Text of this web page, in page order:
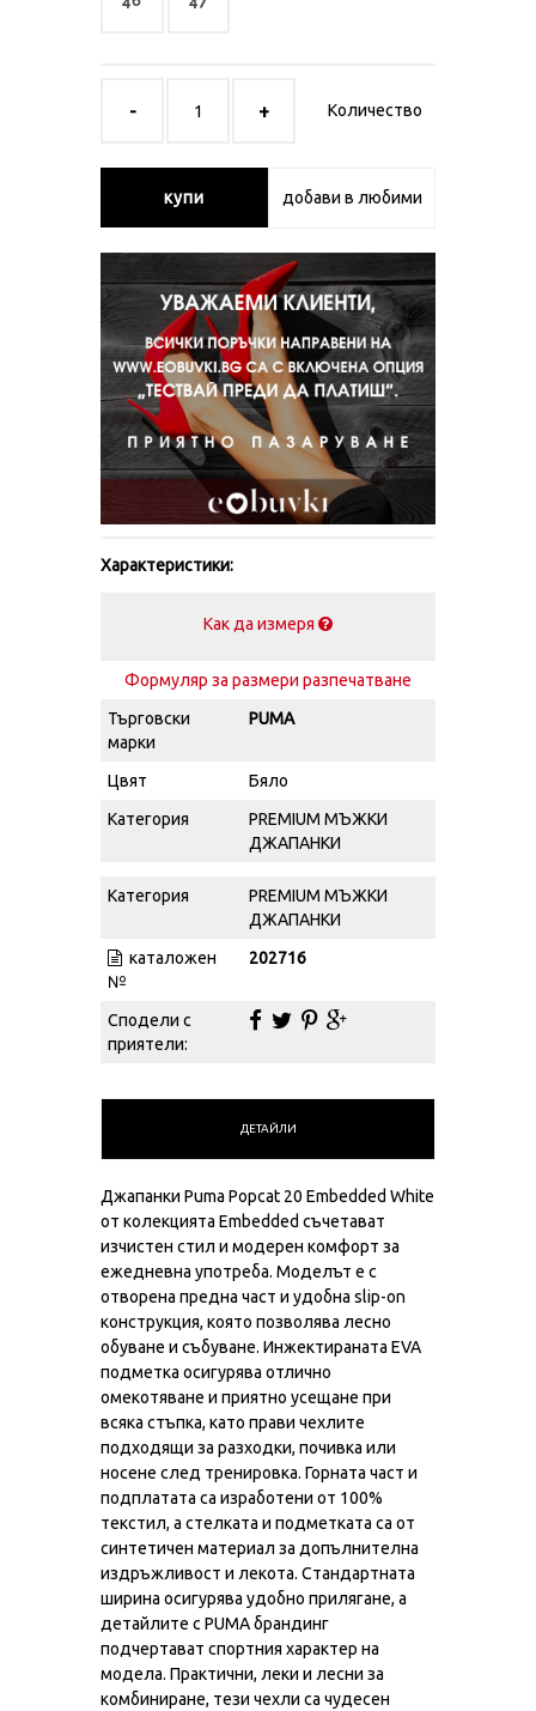
Количество
купи добави в любими
Характеристики:
Как да измеря
Формуляр за размери разпечатване
Търговски
марки
PUMA
Цвят
Бяло
Категория
PREMIUM МЪЖКИ
ДЖАПАНКИ
Категория
PREMIUM МЪЖКИ
ДЖАПАНКИ
каталожен
№
202716
Сподели с
приятели:
ДЕТАЙЛИ
Джапанки Puma Popcat 20 Embedded White
от колекцията Embedded съчетават
изчистен стил и модерен комфорт за
ежедневна употреба. Моделът е с
отворена предна част и удобна slip-on
конструкция, която позволява лесно
обуване и събуване. Инжектираната EVA
подметка осигурява отлично
омекотяване и приятно усещане при
всяка стъпка, като прави чехлите
подходящи за разходки, почивка или
носене след тренировка. Горната част и
подплатата са изработени от 100%
текстил, а стелката и подметката са от
синтетичен материал за допълнителна
издръжливост и лекота. Стандартната
ширина осигурява удобно прилягане, а
детайлите с PUMA брандинг
подчертават спортния характер на
модела. Практични, леки и лесни за
комбиниране, тези чехли са чудесен